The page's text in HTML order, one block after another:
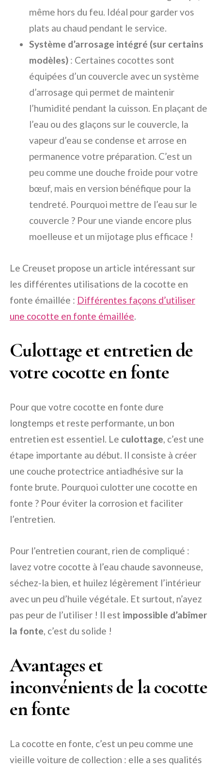
même hors du feu. Idéal pour garder vos
plats au chaud pendant le service.
Système d’arrosage intégré (sur certains
modèles) : Certaines cocottes sont
équipées d’un couvercle avec un système
d’arrosage qui permet de maintenir
l’humidité pendant la cuisson. En plaçant de
l’eau ou des glaçons sur le couvercle, la
vapeur d’eau se condense et arrose en
permanence votre préparation. C’est un
peu comme une douche froide pour votre
bœuf, mais en version bénéfique pour la
tendreté. Pourquoi mettre de l’eau sur le
couvercle ? Pour une viande encore plus
moelleuse et un mijotage plus efficace !
Le Creuset propose un article intéressant sur
les différentes utilisations de la cocotte en
fonte émaillée : Différentes façons d’utiliser
une cocotte en fonte émaillée
Culottage et entretien de
votre cocotte en fonte
Pour que votre cocotte en fonte dure
longtemps et reste performante, un bon
entretien est essentiel. Le culottage , c’est une
étape importante au début. Il consiste à créer
une couche protectrice antiadhésive sur la
fonte brute. Pourquoi culotter une cocotte en
fonte ? Pour éviter la corrosion et faciliter
l’entretien.
Pour l’entretien courant, rien de compliqué :
lavez votre cocotte à l’eau chaude savonneuse,
séchez-la bien, et huilez légèrement l’intérieur
avec un peu d’huile végétale. Et surtout, n’ayez
pas peur de l’utiliser ! Il est impossible d’abîmer
la fonte , c’est du solide !
Avantages et
inconvénients de la cocotte
en fonte
La cocotte en fonte, c’est un peu comme une
vieille voiture de collection : elle a ses qualités